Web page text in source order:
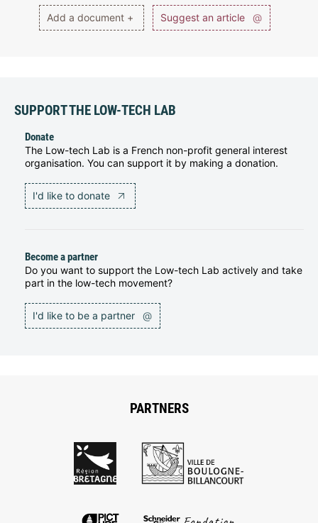
Add a document + Suggest an article @
SUPPORT THE LOW-TECH LAB
Donate
The Low-tech Lab is a French non-profit general interest
organisation. You can support it by making a donation.
I'd like to donate
Become a partner
Do you want to support the Low-tech Lab actively and take
part in the low-tech movement?
I'd like to be a partner @
PARTNERS